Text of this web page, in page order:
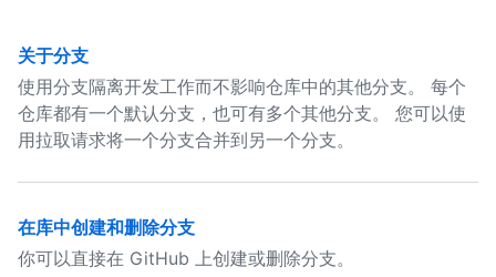
关于分支
使用分支隔离开发工作而不影响仓库中的其他分支。 每个
仓库都有一个默认分支，也可有多个其他分支。 您可以使
用拉取请求将一个分支合并到另一个分支。
在库中创建和删除分支
你可以直接在 GitHub 上创建或删除分支。